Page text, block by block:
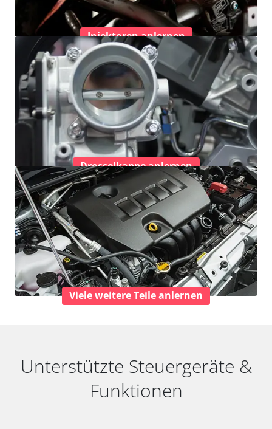
Injektoren anlernen
Drosselkappe anlernen
Viele weitere Teile anlernen
Unterstützte Steuergeräte &
Funktionen